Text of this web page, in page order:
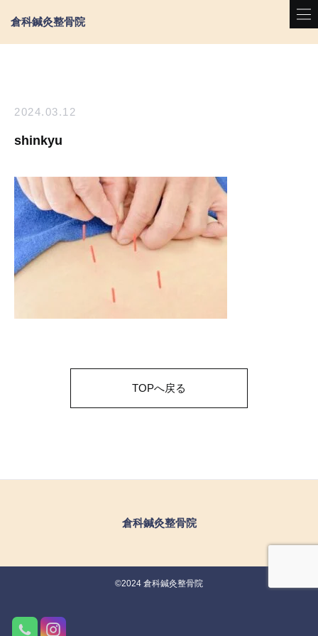
倉科鍼灸整骨院
2024.03.12
shinkyu
TOPへ戻る
倉科鍼灸整骨院
©2024 倉科鍼灸整骨院